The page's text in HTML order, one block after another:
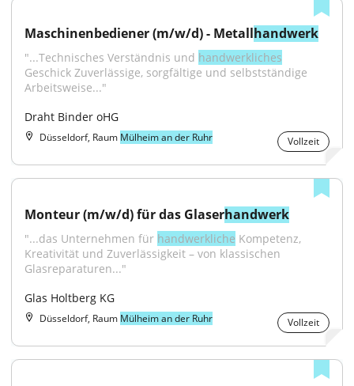
Maschinenbediener (m/w/d) - Metallhandwerk
"...Technisches Verständnis und handwerkliches
Geschick Zuverlässige, sorgfältige und selbstständige
Arbeitsweise..."
Draht Binder oHG
Düsseldorf, Raum Mülheim an der Ruhr Vollzeit
Monteur (m/w/d) für das Glaserhandwerk
"...das Unternehmen für handwerkliche Kompetenz,
Kreativität und Zuverlässigkeit – von klassischen
Glasreparaturen..."
Glas Holtberg KG
Düsseldorf, Raum Mülheim an der Ruhr Vollzeit